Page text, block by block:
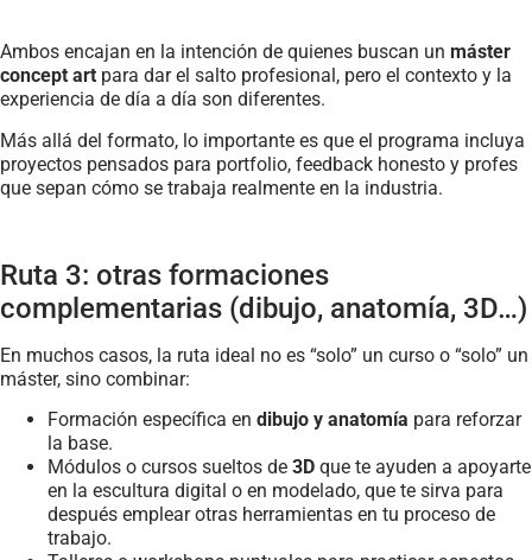
Ambos encajan en la intención de quienes buscan un máster
concept art para dar el salto profesional, pero el contexto y la
experiencia de día a día son diferentes.
Más allá del formato, lo importante es que el programa incluya
proyectos pensados para portfolio, feedback honesto y profes
que sepan cómo se trabaja realmente en la industria.
Ruta 3: otras formaciones
complementarias (dibujo, anatomía, 3D…)
En muchos casos, la ruta ideal no es “solo” un curso o “solo” un
máster, sino combinar:
Formación específica en dibujo y anatomía para reforzar
la base.
Módulos o cursos sueltos de 3D que te ayuden a apoyarte
en la escultura digital o en modelado, que te sirva para
después emplear otras herramientas en tu proceso de
trabajo.